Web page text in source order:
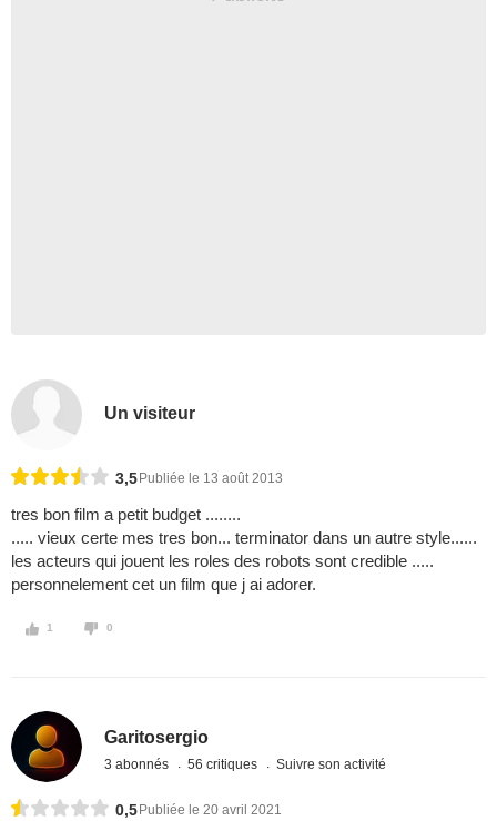
Un visiteur
3,5 Publiée le 13 août 2013
tres bon film a petit budget ........
..... vieux certe mes tres bon... terminator dans un autre style......
les acteurs qui jouent les roles des robots sont credible .....
personnelement cet un film que j ai adorer.
1 0
Garitosergio
3 abonnés 56 critiques Suivre son activité
0,5 Publiée le 20 avril 2021